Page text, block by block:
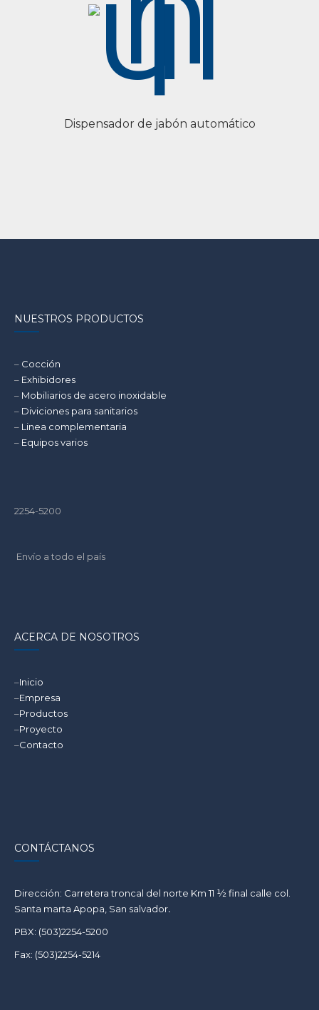
Dispensador de jabón automático
NUESTROS PRODUCTOS
– Cocción
– Exhibidores
– Mobiliarios de acero inoxidable
– Diviciones para sanitarios
– Linea complementaria
– Equipos varios
2254-5200
Envío a todo el país
ACERCA DE NOSOTROS
–Inicio
–Empresa
–Productos
–Proyecto
–Contacto
CONTÁCTANOS
Dirección: Carretera troncal del norte Km 11 ½ final calle col.
Santa marta Apopa, San salvador.
PBX: (503)2254-5200
Fax: (503)2254-5214